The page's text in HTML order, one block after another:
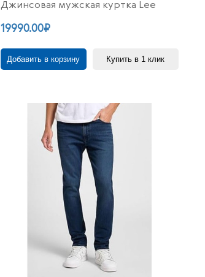
Джинсовая мужская куртка Lee
19990.00₽
Добавить в корзину Купить в 1 клик